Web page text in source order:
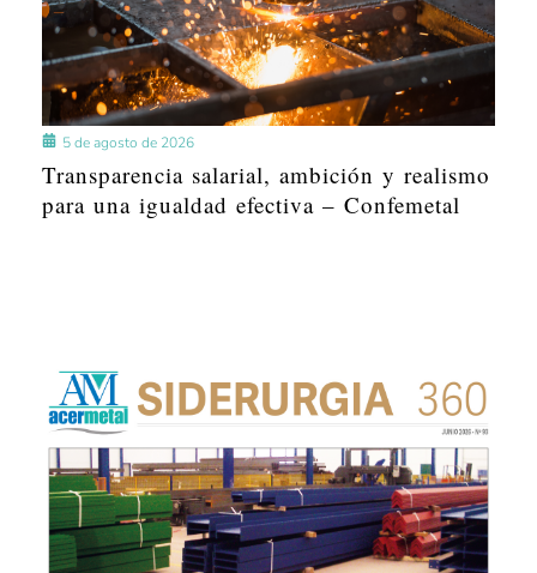
5 de agosto de 2026
Transparencia salarial, ambición y realismo
para una igualdad efectiva – Confemetal